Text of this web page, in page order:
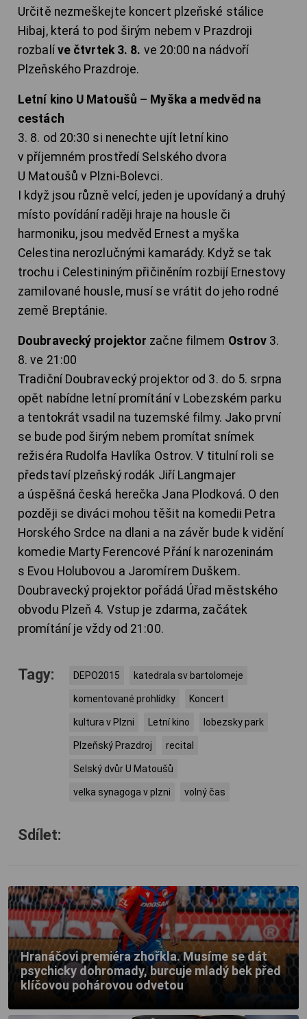
Určitě nezmeškejte koncert plzeňské stálice
Hibaj, která to pod širým nebem v Prazdroji
rozbalíve čtvrtek 3. 8. ve 20:00 na nádvoří
Plzeňského Prazdroje.
Letní kino U Matoušů – Myška a medvěd na
cestách
3. 8. od 20:30 si nenechte ujít letní kino
v příjemném prostředí Selského dvora
U Matoušů v Plzni-Bolevci.
I když jsou různě velcí, jeden je upovídaný a druhý
místo povídání raději hraje na housle či
harmoniku, jsou medvěd Ernest a myška
Celestina nerozlučnými kamarády. Když se tak
trochu i Celestininým přičiněním rozbijí Ernestovy
zamilované housle, musí se vrátit do jeho rodné
země Breptánie.
Doubravecký projektor začne filmem Ostrov 3.
8. ve 21:00
Tradiční Doubravecký projektor od 3. do 5. srpna
opět nabídne letní promítání v Lobezském parku
a tentokrát vsadil na tuzemské filmy. Jako první
se bude pod širým nebem promítat snímek
režiséra Rudolfa Havlíka Ostrov. V titulní roli se
představí plzeňský rodák Jiří Langmajer
a úspěšná česká herečka Jana Plodková. O den
později se diváci mohou těšit na komedii Petra
Horského Srdce na dlani a na závěr bude k vidění
komedie Marty Ferencové Přání k narozeninám
s Evou Holubovou a Jaromírem Duškem.
Doubravecký projektor pořádá Úřad městského
obvodu Plzeň 4. Vstup je zdarma, začátek
promítání je vždy od 21:00.
Tagy: DEPO2015 katedrala sv bartolomeje
komentované prohlídky Koncert
kultura v Plzni Letní kino lobezsky park
Plzeňský Prazdroj recital
Selský dvůr U Matoušů
velka synagoga v plzni volný čas
Sdílet:
Hranáčovi premiéra zhořkla. Musíme se dát
psychicky dohromady, burcuje mladý bek před
klíčovou pohárovou odvetou